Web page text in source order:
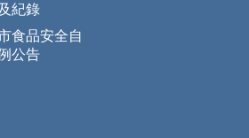
紀錄
食品安全自
公告